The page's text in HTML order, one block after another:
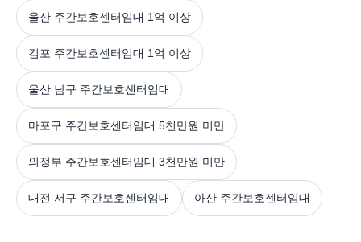
울산 주간보호센터임대 1억 이상
김포 주간보호센터임대 1억 이상
울산 남구 주간보호센터임대
마포구 주간보호센터임대 5천만원 미만
의정부 주간보호센터임대 3천만원 미만
대전 서구 주간보호센터임대 아산 주간보호센터임대